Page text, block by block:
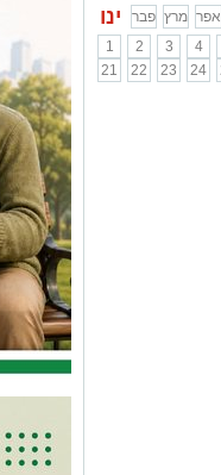
ינו פבר מרץ אפר
1
2 3 4
21
22 23 24